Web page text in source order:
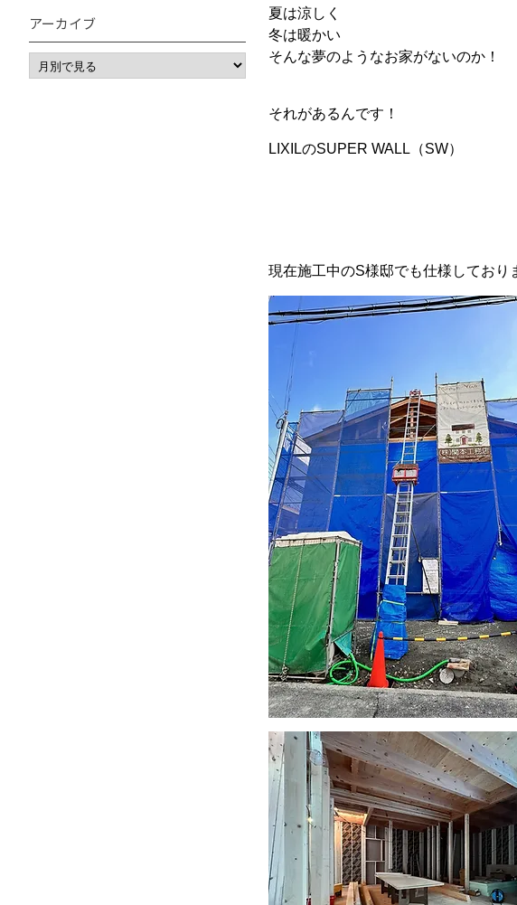
夏は涼しく
冬は暖かい
そんな夢のようなお家がないのか！
それがあるんです！
LIXILのSUPER WALL（SW）
現在施工中のS様邸でも仕様しており
アーカイブ